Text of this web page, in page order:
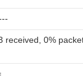
received, 0%